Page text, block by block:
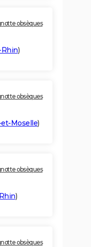
obsèques
)
obsèques
Moselle)
obsèques
)
obsèques